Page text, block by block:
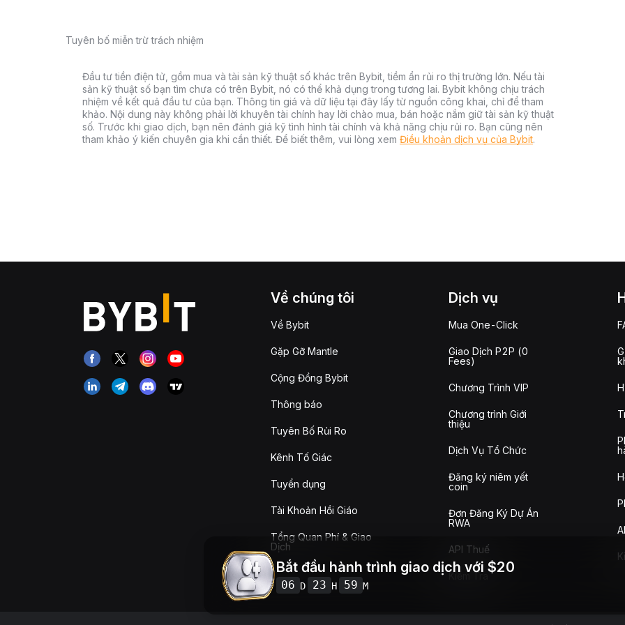
Tuyên bố miễn trừ trách nhiệm
Đầu tư tiền điện tử, gồm mua và tài sản kỹ thuật số khác trên Bybit, tiềm ẩn rủi ro thị trường lớn. Nếu tài
sản kỹ thuật số bạn tìm chưa có trên Bybit, nó có thể khả dụng trong tương lai. Bybit không chịu trách
nhiệm về kết quả đầu tư của bạn. Thông tin giá và dữ liệu tại đây lấy từ nguồn công khai, chỉ để tham
khảo. Nội dung này không phải lời khuyên tài chính hay lời chào mua, bán hoặc nắm giữ tài sản kỹ thuật
số. Trước khi giao dịch, bạn nên đánh giá kỹ tình hình tài chính và khả năng chịu rủi ro. Bạn cũng nên
tham khảo ý kiến chuyên gia khi cần thiết. Để biết thêm, vui lòng xem Điều khoản dịch vụ của Bybit.
Về chúng tôi
Về Bybit
Gặp Gỡ Mantle
Cộng Đồng Bybit
Thông báo
Tuyên Bố Rủi Ro
Kênh Tố Giác
Tuyển dụng
Tài Khoản Hồi Giáo
Tổng Quan Phí & Giao
Dịch
Dịch vụ
Mua One-Click
Giao Dịch P2P (0
Fees)
Chương Trình VIP
Chương trình Giới
thiệu
Dịch Vụ Tổ Chức
Đăng ký niêm yết
coin
Đơn Đăng Ký Dự Án
RWA
API Thuế
Kiểm Tra
Bắt đầu hành trình giao dịch với $20
06 D 23 H 59 M